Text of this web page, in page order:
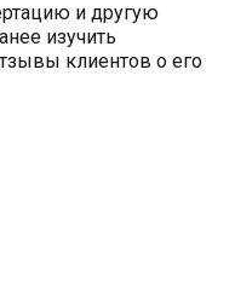
и другую
изучить
клиентов о его